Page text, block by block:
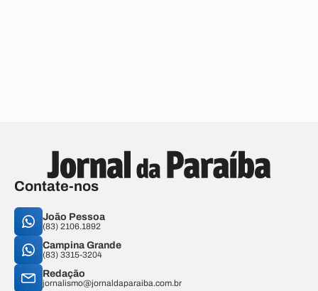
Contate-nos
João Pessoa
(83) 2106.1892
Campina Grande
(83) 3315-3204
Redação
jornalismo@jornaldaparaiba.com.br